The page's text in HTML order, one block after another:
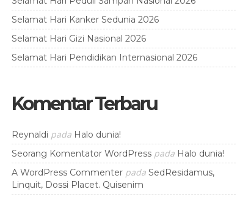
Selamat Hari Kanker Sedunia 2026
Selamat Hari Gizi Nasional 2026
Selamat Hari Pendidikan Internasional 2026
Komentar Terbaru
Reynaldi pada Halo dunia!
Seorang Komentator WordPresspada Halo dunia!
A WordPress Commenterpada SedResidamus,
Linquit, Dossi Placet. Quisenim